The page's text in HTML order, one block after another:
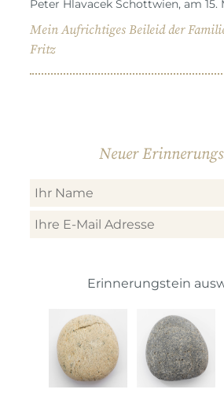
Peter Hlavacek Schottwien, am 15.
Mein Aufrichtiges Beileid der
Fritz
Neuer
Erinnerungstein